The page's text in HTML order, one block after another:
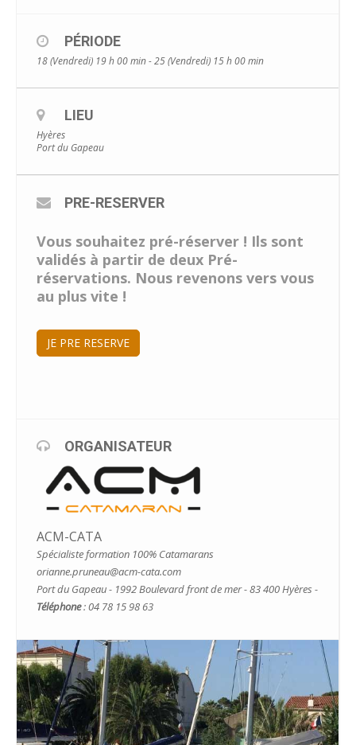
PÉRIODE
18 (Vendredi) 19 h 00 min - 25 (Vendredi) 15 h 00 min
LIEU
Hyères
Port du Gapeau
PRE-RESERVER
Vous souhaitez pré-réserver ! Ils sont
validés à partir de deux Pré-
réservations. Nous revenons vers vous
au plus vite !
JE PRE RESERVE
ORGANISATEUR
ACM-CATA
Spécialiste formation 100% Catamarans
orianne.pruneau@acm-cata.com
Port du Gapeau - 1992 Boulevard front de mer - 83 400 Hyères -
Téléphone: 04 78 15 98 63